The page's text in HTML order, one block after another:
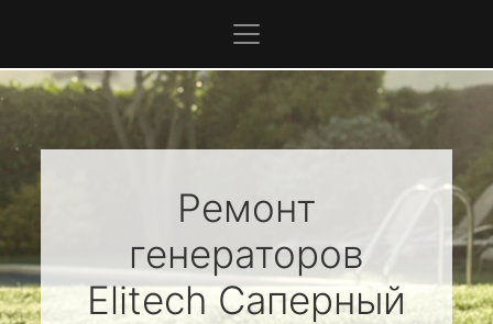
Ремонт
генераторов
ElitechСаперный